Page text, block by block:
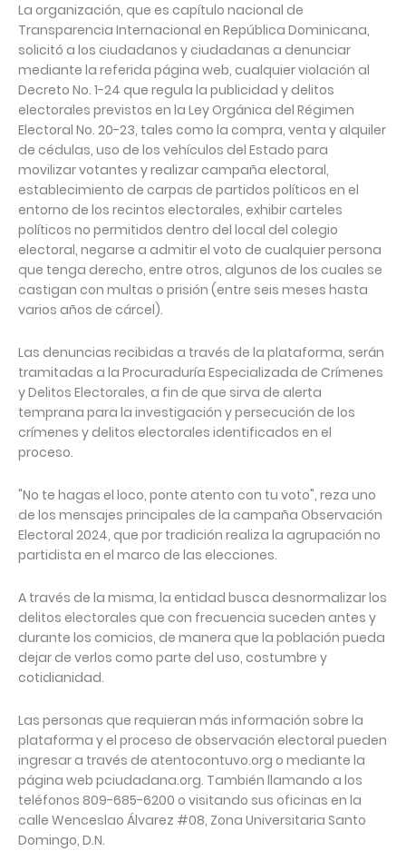
La organización, que es capítulo nacional de
Transparencia Internacional en República Dominicana,
solicitó a los ciudadanos y ciudadanas a denunciar
mediante la referida página web, cualquier violación al
Decreto No. 1-24 que regula la publicidad y delitos
electorales previstos en la Ley Orgánica del Régimen
Electoral No. 20-23, tales como la compra, venta y alquiler
de cédulas, uso de los vehículos del Estado para
movilizar votantes y realizar campaña electoral,
establecimiento de carpas de partidos políticos en el
entorno de los recintos electorales, exhibir carteles
políticos no permitidos dentro del local del colegio
electoral, negarse a admitir el voto de cualquier persona
que tenga derecho, entre otros, algunos de los cuales se
castigan con multas o prisión (entre seis meses hasta
varios años de cárcel).
Las denuncias recibidas a través de la plataforma, serán
tramitadas a la Procuraduría Especializada de Crímenes
y Delitos Electorales, a fin de que sirva de alerta
temprana para la investigación y persecución de los
crímenes y delitos electorales identificados en el
proceso.
"No te hagas el loco, ponte atento con tu voto", reza uno
de los mensajes principales de la campaña Observación
Electoral 2024, que por tradición realiza la agrupación no
partidista en el marco de las elecciones.
A través de la misma, la entidad busca desnormalizar los
delitos electorales que con frecuencia suceden antes y
durante los comicios, de manera que la población pueda
dejar de verlos como parte del uso, costumbre y
cotidianidad.
Las personas que requieran más información sobre la
plataforma y el proceso de observación electoral pueden
ingresar a través de atentocontuvo.org o mediante la
página web pciudadana.org. También llamando a los
teléfonos 809-685-6200 o visitando sus oficinas en la
calle Wenceslao Álvarez #08, Zona Universitaria Santo
Domingo, D.N.